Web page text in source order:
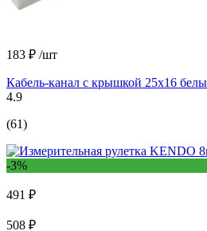
183 ₽ /шт
Кабель-канал с крышкой 25х16
4.9
(61)
-3%
491 ₽
508 ₽